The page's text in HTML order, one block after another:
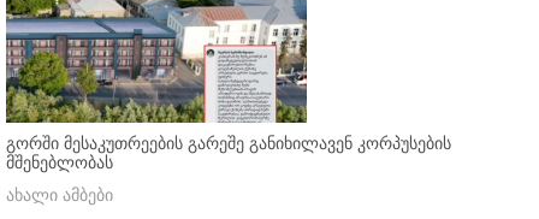
გორში მესაკუთრეების გარეშე განიხილავენ კორპუსების
მშენებლობას
ახალი ამბები